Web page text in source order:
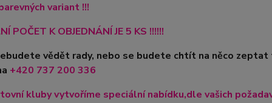
variant !!!
POČET K OBJEDNÁNÍ JE 5 KS !!!!!!
vědět rady, nebo se budete chtít na něco
+420 737 200 336
kluby vytvoříme speciální nabídku,dle vašich